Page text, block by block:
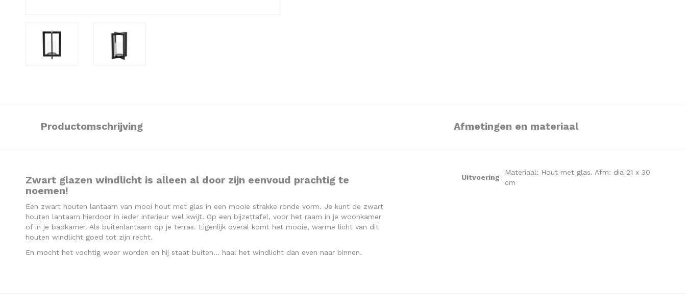
Productomschrijving Afmetingen en materiaal
Zwart glazen windlicht is alleen al door zijn eenvoud prachtig te
noemen!
Een zwart houten lantaarn van mooi hout met glas in een mooie strakke ronde vorm. Je kunt de zwart
houten lantaarn hierdoor in ieder interieur wel kwijt. Op een bijzettafel, voor het raam in je woonkamer
of in je badkamer. Als buitenlantaarn op je terras. Eigenlijk overal komt het mooie, warme licht van dit
houten windlicht goed tot zijn recht.
En mocht het vochtig weer worden en hij staat buiten… haal het windlicht dan even naar binnen.
Uitvoering
Materiaal: Hout met glas. Afm: dia 21 x 30
cm